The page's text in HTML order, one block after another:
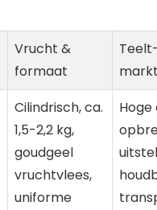
Vrucht &
formaat
Cilindrisch, ca.
1,5-2,2 kg,
goudgeel
vruchtvlees,
uniforme